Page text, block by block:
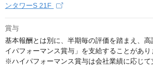
ンタワーS 21F
賞与
基本報酬とは別に、半期毎の評価を踏まえ、
イパフォーマンス賞与」を支給することがあり
※ハイパフォーマンス賞与は会社業績に応じて